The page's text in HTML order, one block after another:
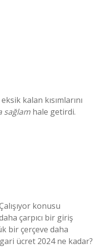
kalan kısımlarını
sağlam hale getirdi.
konusu
çarpıcı bir giriş
bir çerçeve daha
ücret 2024 ne kadar?